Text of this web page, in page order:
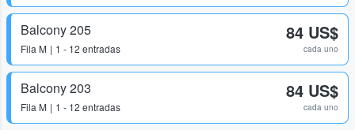
Balcony 205
Fila M 1 - 12 entradas
84 US$
cada uno
Balcony 203
Fila M 1 - 12 entradas
84 US$
cada uno